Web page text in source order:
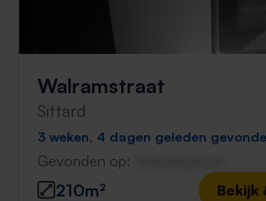
Walramstraat
Sittard
3 weken, 4 dagen geleden
Gevonden op:
210m² Bekijk